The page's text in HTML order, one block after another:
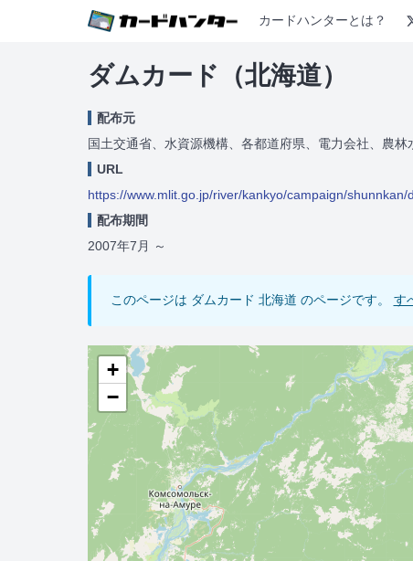
カードハンターとは？
ダムカード（北海道）
配布元
国土交通省、水資源機構、各都道府県、電力会社、農林
URL
https://www.mlit.go.jp/river/kankyo/campaign/shunnkan/
配布期間
2007年7月
～
このページは ダムカード 北海道 のページです。 す
+
−